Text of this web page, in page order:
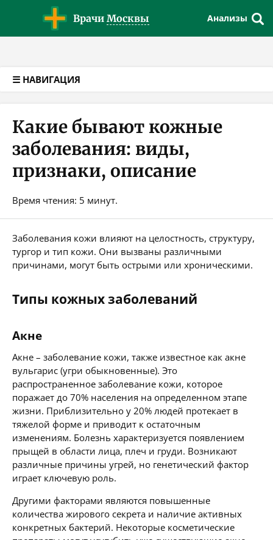
Врачи Москвы Анализы
☰ НАВИГАЦИЯ
Какие бывают кожные
заболевания: виды,
признаки, описание
Время чтения: 5 минут.
Заболевания кожи влияют на целостность, структуру,
тургор и тип кожи. Они вызваны различными
причинами, могут быть острыми или хроническими.
Типы кожных заболеваний
Акне
Акне – заболевание кожи, также известное как акне
вульгарис (угри обыкновенные). Это
распространенное заболевание кожи, которое
поражает до 70% населения на определенном этапе
жизни. Приблизительно у 20% людей протекает в
тяжелой форме и приводит к остаточным
изменениям. Болезнь характеризуется появлением
прыщей в области лица, плеч и груди. Возникают
различные причины угрей, но генетический фактор
играет ключевую роль.
Другими факторами являются повышенные
количества жирового секрета и наличие активных
конкретных бактерий. Некоторые косметические